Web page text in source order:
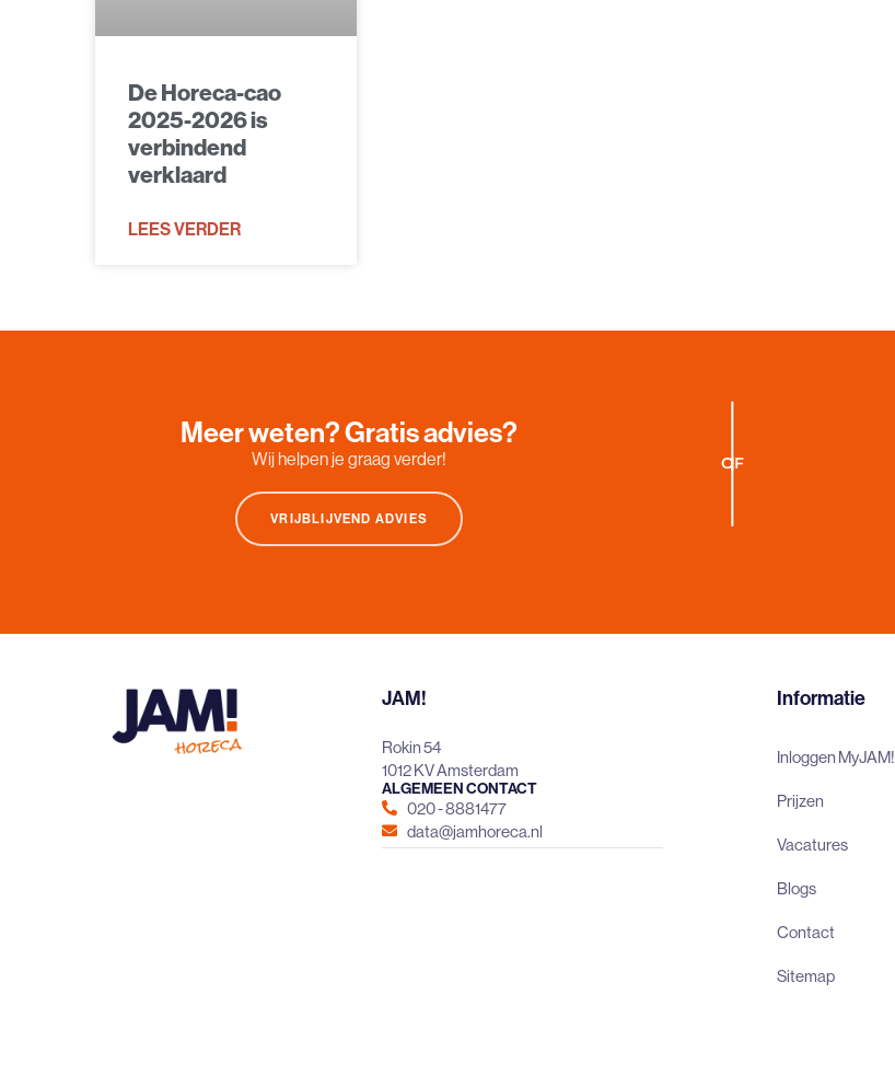
De Horeca-cao
2025-2026 is
verbindend
verklaard
LEES VERDER
Meer weten? Gratis advies?
Wij helpen je graag verder!
VRIJBLIJVEND ADVIES
OF
JAM!
Rokin 54
1012 KV Amsterdam
ALGEMEEN CONTACT
020 - 8881477
data@jamhoreca.nl
Informatie
Inloggen MyJAM!
Prijzen
Vacatures
Blogs
Contact
Sitemap